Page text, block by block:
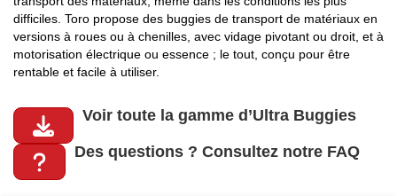
difficiles. Toro propose des buggies de transport de matériaux en
versions à roues ou à chenilles, avec vidage pivotant ou droit, et à
motorisation électrique ou essence ; le tout, conçu pour être
rentable et facile à utiliser.
Voir toute la gamme d’Ultra Buggies
Des questions ? Consultez notre FAQ